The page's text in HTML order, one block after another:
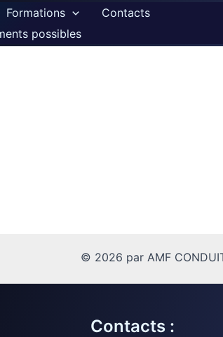
Formations
Contacts
possibles
© 2026 par AMF
Contacts :